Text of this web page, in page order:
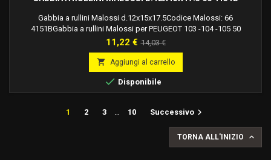
Gabbia a rullini Malossi d.12x15x17.5Codice Malossi: 66
4151BGabbia a rullini Malossi per PEUGEOT 103 -104 -105 50
2T.Gabbia a rullini Malossi per PEUGEOT 103 RCX 50.Gabbia a rullini
Malossi per PEUGEOT 103 SP 50 2T LC.Gabbia a rullini Malossi per
PEUGEOT 103 SPX 50.Gabbia a rullini Malossi per PEUGEOT VOGUE
50 2T.
Prezzo
11,22 € Prezzo
base
14,03 €
 Aggiungi al carrello
 Disponibile
1 2 3 10 Successivo 
TORNA ALL'INIZIO 